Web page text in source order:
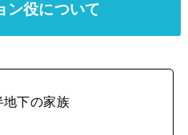
ン役について
地下の家族